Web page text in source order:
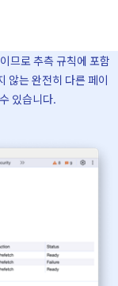
므로 추측 규칙에 포함
않는 완전히 다른 페이
있습니다.